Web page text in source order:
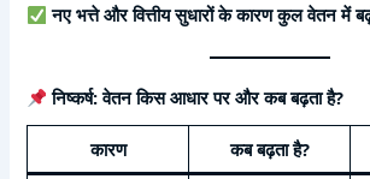
नए भत्ते और वित्तीय सुधारों के कारण कुल वेतन में
निष्कर्ष: वेतन किस आधार पर और कब बढ़ता है?
कारण कब बढ़ता है?